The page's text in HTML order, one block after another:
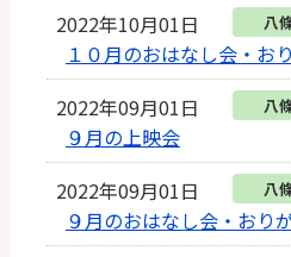
2022年10月01日
八
１０月のおはなし会・お
2022年09月01日
八
９月の上映会
2022年09月01日
八
９月のおはなし会・おり